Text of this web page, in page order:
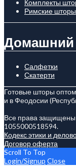
Комплекты
Римские шторы
Домашний
Салфетки
Скатерти
Готовые шторы
и в Феодосии
Все права
1055000518594.
Кодекс этики и
Договор оферта
Scroll To Top
Login/Signup Close